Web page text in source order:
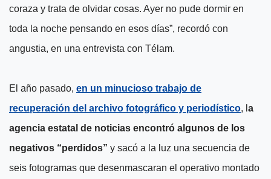
coraza y trata de olvidar cosas. Ayer no pude dormir en
toda la noche pensando en esos días”, recordó con
angustia, en una entrevista con Télam.
El año pasado, en un minucioso trabajo de
recuperación del archivo fotográfico y periodístico, l a
agencia estatal de noticias encontró algunos de los
negativos “perdidos” y sacó a la luz una secuencia de
seis fotogramas que desenmascaran el operativo montado